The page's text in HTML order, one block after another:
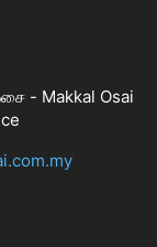
- Makkal Osai